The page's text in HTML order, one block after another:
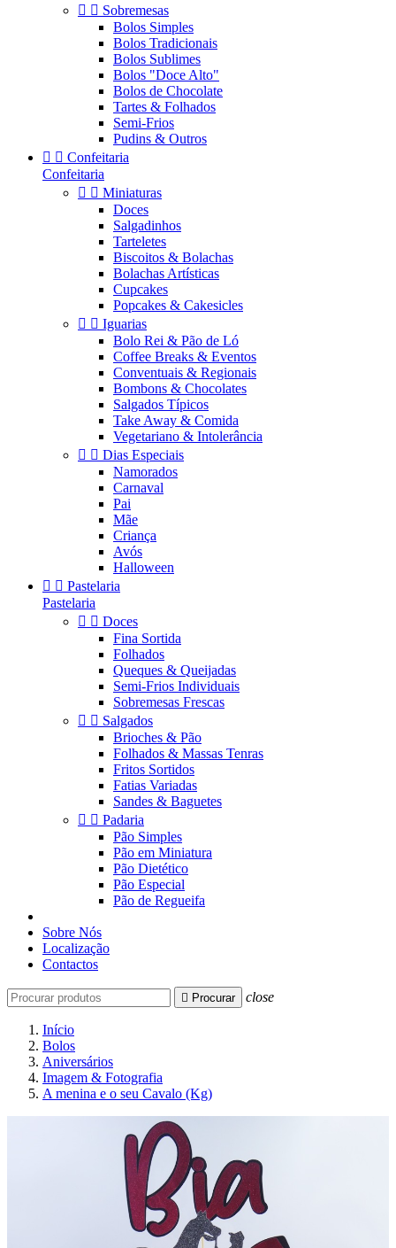
  Sobremesas
Bolos Simples
Bolos Tradicionais
Bolos Sublimes
Bolos "Doce Alto"
Bolos de Chocolate
Tartes & Folhados
Semi-Frios
Pudins & Outros
  Confeitaria
Confeitaria
  Miniaturas
Doces
Salgadinhos
Tarteletes
Biscoitos & Bolachas
Bolachas Artísticas
Cupcakes
Popcakes & Cakesicles
  Iguarias
Bolo Rei & Pão de Ló
Coffee Breaks & Eventos
Conventuais & Regionais
Bombons & Chocolates
Salgados Típicos
Take Away & Comida
Vegetariano & Intolerância
  Dias Especiais
Namorados
Carnaval
Pai
Mãe
Criança
Avós
Halloween
  Pastelaria
Pastelaria
  Doces
Fina Sortida
Folhados
Queques & Queijadas
Semi-Frios Individuais
Sobremesas Frescas
  Salgados
Brioches & Pão
Folhados & Massas Tenras
Fritos Sortidos
Fatias Variadas
Sandes & Baguetes
  Padaria
Pão Simples
Pão em Miniatura
Pão Dietético
Pão Especial
Pão de Regueifa
Sobre Nós
Localização
Contactos
 Procurar close
Início
Bolos
Aniversários
Imagem & Fotografia
A menina e o seu Cavalo (Kg)